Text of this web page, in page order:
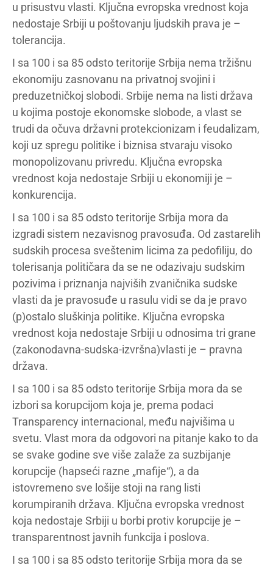
u prisustvu vlasti. Ključna evropska vrednost koja
nedostaje Srbiji u poštovanju ljudskih prava je –
tolerancija.
I sa 100 i sa 85 odsto teritorije Srbija nema tržišnu
ekonomiju zasnovanu na privatnoj svojini i
preduzetničkoj slobodi. Srbije nema na listi država
u kojima postoje ekonomske slobode, a vlast se
trudi da očuva državni protekcionizam i feudalizam,
koji uz spregu politike i biznisa stvaraju visoko
monopolizovanu privredu. Ključna evropska
vrednost koja nedostaje Srbiji u ekonomiji je –
konkurencija.
I sa 100 i sa 85 odsto teritorije Srbija mora da
izgradi sistem nezavisnog pravosuđa. Od zastarelih
sudskih procesa sveštenim licima za pedofiliju, do
tolerisanja političara da se ne odazivaju sudskim
pozivima i priznanja najviših zvaničnika sudske
vlasti da je pravosuđe u rasulu vidi se da je pravo
(p)ostalo sluškinja politike. Ključna evropska
vrednost koja nedostaje Srbiji u odnosima tri grane
(zakonodavna-sudska-izvršna)vlasti je – pravna
država.
I sa 100 i sa 85 odsto teritorije Srbija mora da se
izbori sa korupcijom koja je, prema podaci
Transparency internacional, među najvišima u
svetu. Vlast mora da odgovori na pitanje kako to da
se svake godine sve više zalaže za suzbijanje
korupcije (hapseći razne „mafije“), a da
istovremeno sve lošije stoji na rang listi
korumpiranih država. Ključna evropska vrednost
koja nedostaje Srbiji u borbi protiv korupcije je –
transparentnost javnih funkcija i poslova.
I sa 100 i sa 85 odsto teritorije Srbija mora da se